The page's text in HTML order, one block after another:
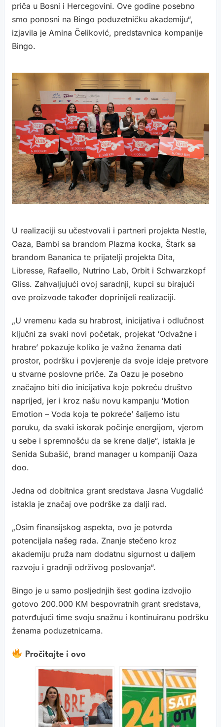
priča u Bosni i Hercegovini. Ove godine posebno
smo ponosni na Bingo poduzetničku akademiju“,
izjavila je Amina Čeliković, predstavnica kompanije
Bingo.
U realizaciji su učestvovali i partneri projekta Nestle,
Oaza, Bambi sa brandom Plazma kocka, Štark sa
brandom Bananica te prijatelji projekta Dita,
Libresse, Rafaello, Nutrino Lab, Orbit i Schwarzkopf
Gliss. Zahvaljujući ovoj saradnji, kupci su birajući
ove proizvode također doprinijeli realizaciji.
„U vremenu kada su hrabrost, inicijativa i odlučnost
ključni za svaki novi početak, projekat ‘Odvažne i
hrabre’ pokazuje koliko je važno ženama dati
prostor, podršku i povjerenje da svoje ideje pretvore
u stvarne poslovne priče. Za Oazu je posebno
značajno biti dio inicijativa koje pokreću društvo
naprijed, jer i kroz našu novu kampanju ‘Motion
Emotion – Voda koja te pokreće’ šaljemo istu
poruku, da svaki iskorak počinje energijom, vjerom
u sebe i spremnošću da se krene dalje“, istakla je
Senida Subašić, brand manager u kompaniji Oaza
doo.
Jedna od dobitnica grant sredstava Jasna Vugdalić
istakla je značaj ove podrške za dalji rad.
„Osim finansijskog aspekta, ovo je potvrda
potencijala našeg rada. Znanje stečeno kroz
akademiju pruža nam dodatnu sigurnost u daljem
razvoju i gradnji održivog poslovanja“.
Bingo je u samo posljednjih šest godina izdvojio
gotovo 200.000 KM bespovratnih grant sredstava,
potvrđujući time svoju snažnu i kontinuiranu podršku
ženama poduzetnicama.
Pročitajte i ovo